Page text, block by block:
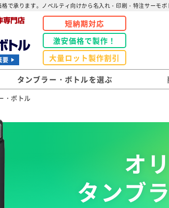
で承ります。ノベルティ向けから名入れ・印刷・特注サーモボ
要
短納期対応
激安価格で製作！
大量ロット製作割引
タンブラー・ボトルを選ぶ
・ボトル
オ
タンブ